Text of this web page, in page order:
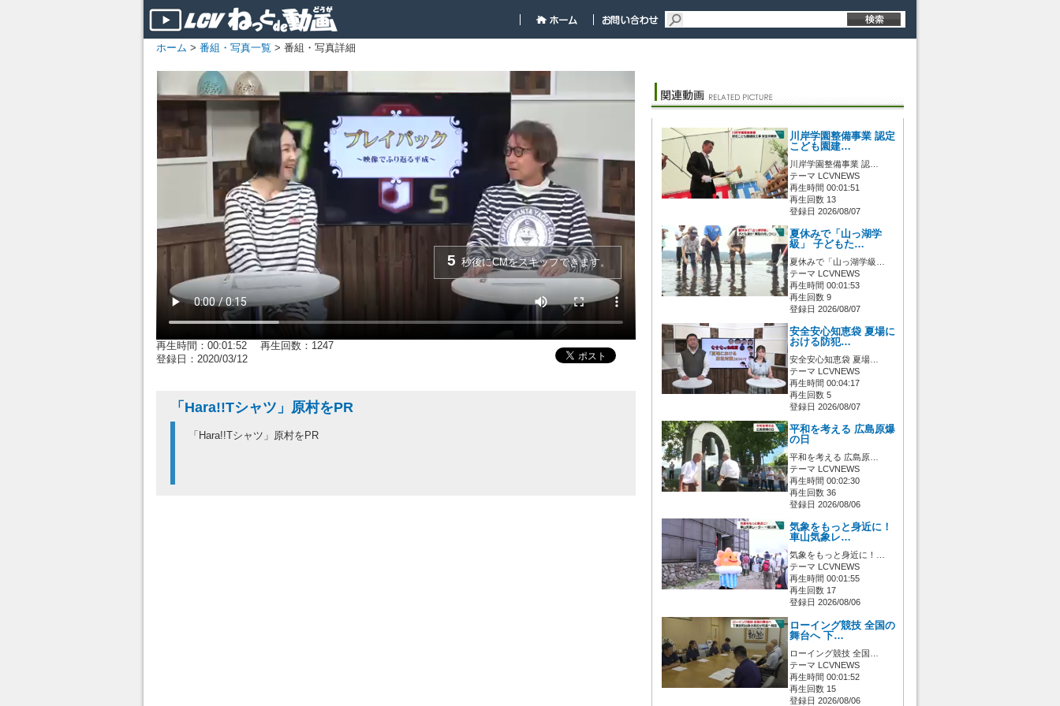
ホーム > 番組・写真一覧 > 番組・写真詳細
5 秒後にCMをスキップできます。
再生時間：00:01:52 再生回数：1247
登録日：2020/03/12
「Hara!!Tシャツ」原村をPR
「Hara!!Tシャツ」原村をPR
川岸学園整備事業 認定
こども園建…
川岸学園整備事業 認…
テーマ LCVNEWS
再生時間 00:01:51
再生回数 13
登録日 2026/08/07
夏休みで「山っ湖学
級」 子どもた…
夏休みで「山っ湖学級…
テーマ LCVNEWS
再生時間 00:01:53
再生回数 9
登録日 2026/08/07
安全安心知恵袋 夏場に
おける防犯…
安全安心知恵袋 夏場…
テーマ LCVNEWS
再生時間 00:04:17
再生回数 5
登録日 2026/08/07
平和を考える 広島原爆
の日
平和を考える 広島原…
テーマ LCVNEWS
再生時間 00:02:30
再生回数 36
登録日 2026/08/06
気象をもっと身近に！
車山気象レ…
気象をもっと身近に！…
テーマ LCVNEWS
再生時間 00:01:55
再生回数 17
登録日 2026/08/06
ローイング競技 全国の
舞台へ 下…
ローイング競技 全国…
テーマ LCVNEWS
再生時間 00:01:52
再生回数 15
登録日 2026/08/06